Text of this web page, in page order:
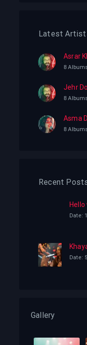
Latest
Asrar
8
Jehr
8
Asma
8
Recent
Hello
Date:
Date:
Gallery